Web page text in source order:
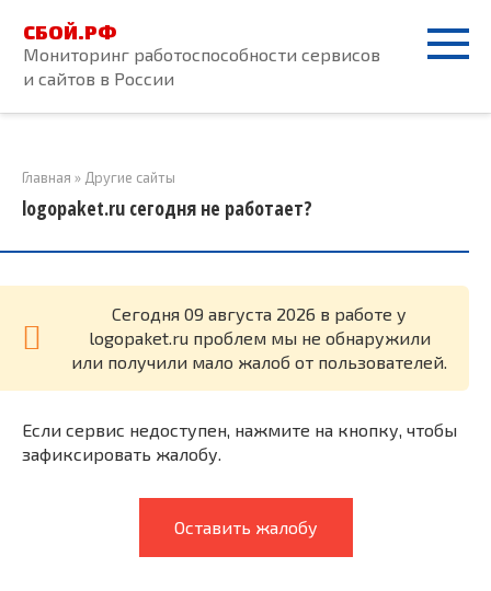
контенту
СБОЙ.РФ
Мониторинг работоспособности сервисов
и сайтов в России
Главная » Другие сайты
logopaket.ru сегодня не работает?
Cегодня 09 августа 2026 в работе у
logopaket.ru проблем мы не обнаружили
или получили мало жалоб от пользователей.
Если сервис недоступен, нажмите на кнопку, чтобы
зафиксировать жалобу.
Оставить жалобу